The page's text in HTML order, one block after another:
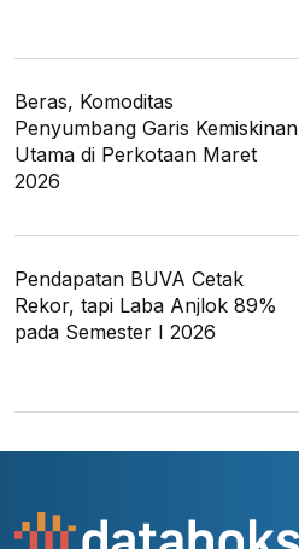
Beras, Komoditas
Penyumbang Garis Kemiskinan
Utama di Perkotaan Maret
2026
Pendapatan BUVA Cetak
Rekor, tapi Laba Anjlok 89%
pada Semester I 2026